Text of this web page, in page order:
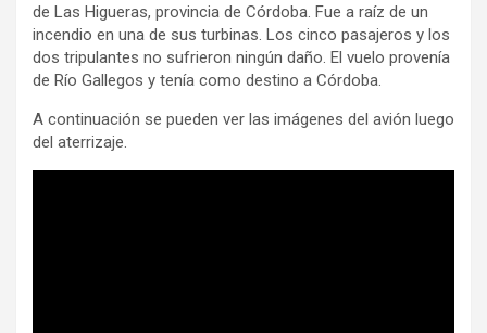
de Las Higueras, provincia de Córdoba. Fue a raíz de un
incendio en una de sus turbinas. Los cinco pasajeros y los
dos tripulantes no sufrieron ningún daño. El vuelo provenía
de Río Gallegos y tenía como destino a Córdoba.
A continuación se pueden ver las imágenes del avión luego
del aterrizaje.